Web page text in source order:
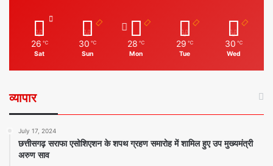
26 ℃
Sat
30 ℃
Sun
28 ℃
Mon
29 ℃
Tue
30 ℃
Wed
व्यापार
July 17, 2024
छत्तीसगढ़ सराफा एसोशिएशन के शपथ ग्रहण समारोह में शामिल हुए उप मुख्यमंत्री
अरुण साव